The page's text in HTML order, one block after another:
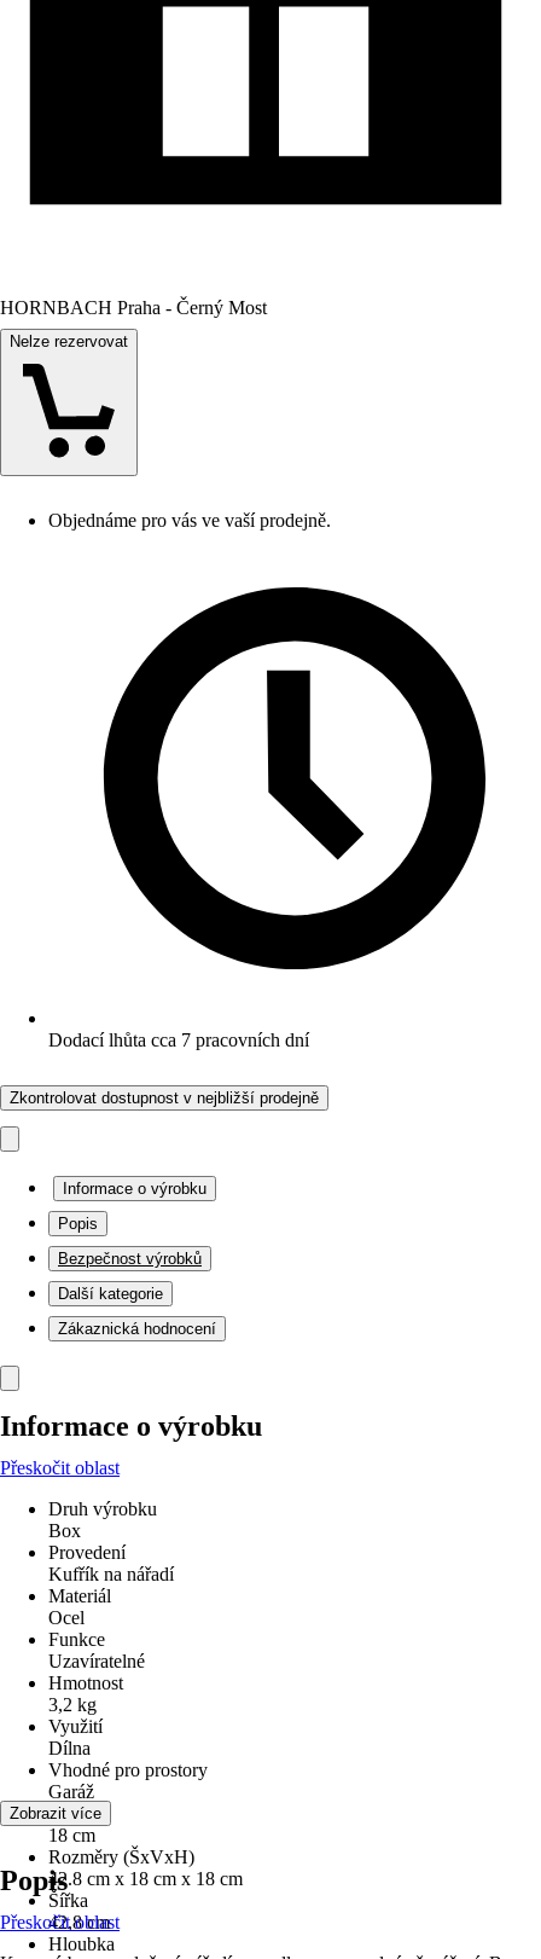
HORNBACH Praha - Černý Most
Nelze rezervovat
Objednáme pro vás ve vaší prodejně.
Dodací lhůta cca 7 pracovních dní
Zkontrolovat dostupnost v nejbližší prodejně
Informace o výrobku
Popis
Bezpečnost výrobků
Další kategorie
Zákaznická hodnocení
Informace o výrobku
Přeskočit oblast
Druh výrobku
Box
Provedení
Kufřík na nářadí
Materiál
Ocel
Funkce
Uzavíratelné
Hmotnost
3,2 kg
Využití
Dílna
Vhodné pro prostory
Garáž
Výška
18 cm
Rozměry (ŠxVxH)
42.8 cm x 18 cm x 18 cm
Šířka
42,8 cm
Hloubka
Zobrazit více
Popis
Přeskočit oblast